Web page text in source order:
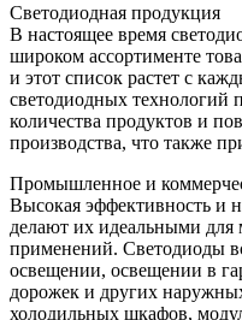
Светодиодная продукция
В настоящее время
широком ассортименте
и этот список растет с
светодиодных технологий
количества продуктов и
производства, что также
Промышленное и
Высокая эффективность и
делают их идеальными
применений. Светодиоды
освещении, освещении в
дорожек и других
холодильных шкафов,